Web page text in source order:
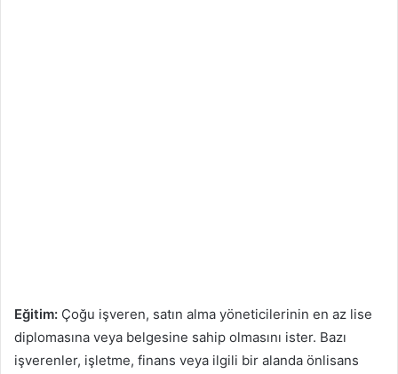
Eğitim: Çoğu işveren, satın alma yöneticilerinin en az lise
diplomasına veya belgesine sahip olmasını ister. Bazı
işverenler, işletme, finans veya ilgili bir alanda önlisans